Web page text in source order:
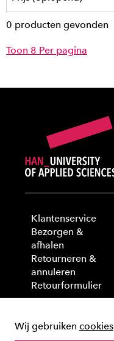
0 producten gevonden
Toon 8 Per pagina
Klantenservice
Bezorgen &
afhalen
Retourneren &
annuleren
Retourformulier
Wij gebruiken cookies